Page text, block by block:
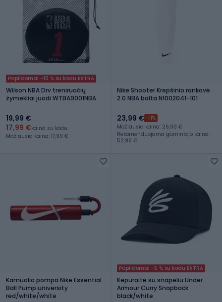
Papildomai -10 % su kodu EXTRA
Wilson NBA Drv treniruočių
žymekliai juodi WTBA9001NBA
19,99 €
17,99 €kaina su kodu
Mažiausia kaina: 17,99 €
Nike Shooter Krepšinio rankovė
2.0 NBA balta N1002041-101
23,99 € -11%
Mažiausia kaina: 26,99 €
Rekomenduojama gamintojo kaina:
52,99 €
Kamuolio pompa Nike Essential
Ball Pump university
red/white/white
Papildomai -5 % su kodu EXTRA
Kepuraitė su snapeliu Under
Armour Curry Snapback
black/white